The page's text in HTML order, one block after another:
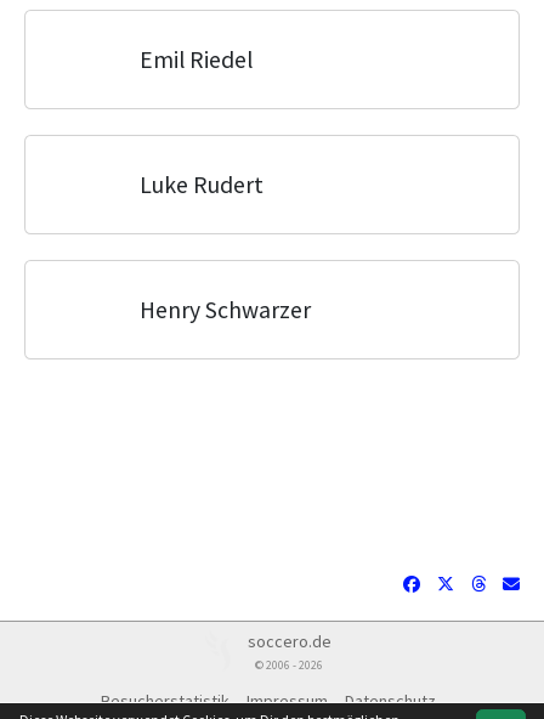
Emil Riedel
Luke Rudert
Henry Schwarzer
soccero.de
© 2006 - 2026
Besucherstatistik Impressum
Datenschutz